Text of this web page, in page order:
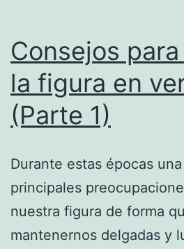
Consejos
la figura en
(Parte 1)
Durante estas épocas
principales
nuestra figura de forma
mantenernos delgadas y